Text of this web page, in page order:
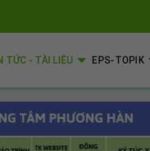
TỨC - TÀI LIỆU EPS-TOPIK